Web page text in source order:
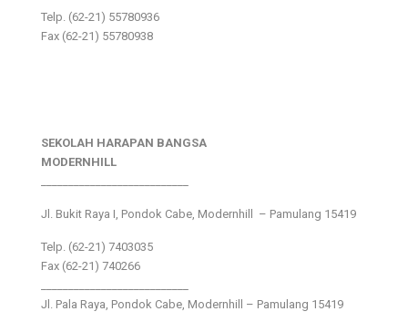
Telp. (62-21) 55780936
Fax (62-21) 55780938
SEKOLAH HARAPAN BANGSA
MODERNHILL
Jl. Bukit Raya I, Pondok Cabe, Modernhill – Pamulang 15419
Telp. (62-21) 7403035
Fax (62-21) 740266
Jl. Pala Raya, Pondok Cabe, Modernhill – Pamulang 15419